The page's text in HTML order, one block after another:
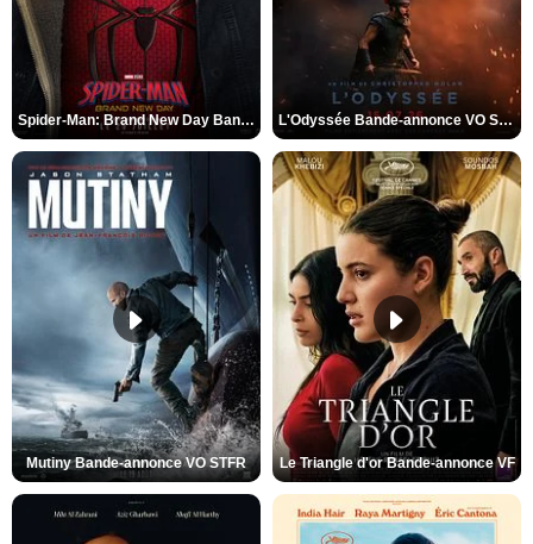
Spider-Man: Brand New Day Bande-annonce VO STFR L'Odyssée Bande-annonce VO STFR
Mutiny Bande-annonce VO STFR Le Triangle d'or Bande-annonce VF